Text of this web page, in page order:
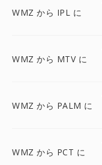
WMZ から IPL に
WMZ から MTV に
WMZ から PALM に
WMZ から PCT に